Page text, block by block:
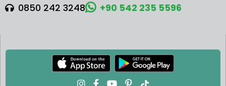
0850 242 3248 +90 542 235 5596